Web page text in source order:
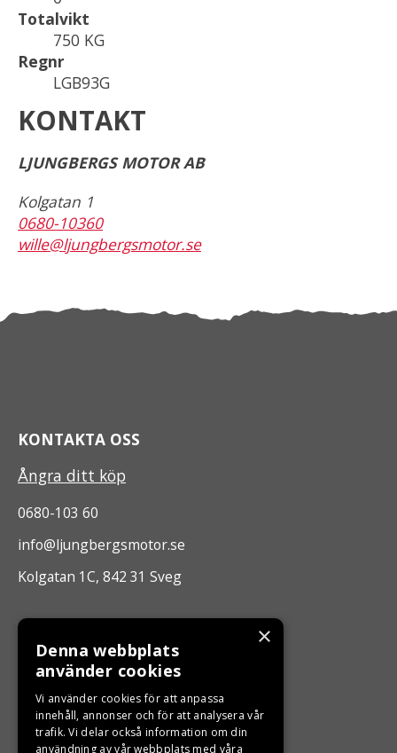
Totalvikt
750 KG
Regnr
LGB93G
KONTAKT
LJUNGBERGS MOTOR AB
Kolgatan 1
0680-10360
wille@ljungbergsmotor.se
KONTAKTA OSS
Ångra ditt köp
0680-103 60
info@ljungbergsmotor.se
Kolgatan 1C, 842 31 Sveg
ÖPPETTIDER
Måndag - Fredag 10.00 -17.00
LJUNGBERGS MOTOR
×
Denna webbplats
använder cookies
Vi använder cookies för att anpassa
innehåll, annonser och för att analysera vår
trafik. Vi delar också information om din
användning av vår webbplats med våra